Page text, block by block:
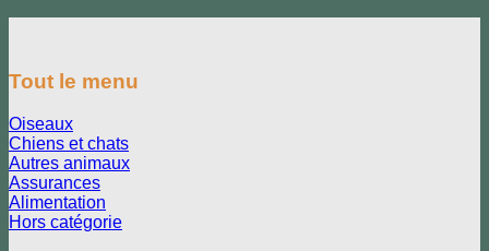
Tout le menu
Oiseaux
Chiens et chats
Autres animaux
Assurances
Alimentation
Hors catégorie